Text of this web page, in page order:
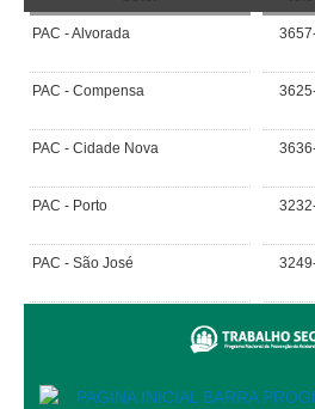
Varas do Trabalho
Juízes Manaus
Juízes Substitutos
PAC - Alvorada
PAC - Compensa
PAC - Cidade Nova
PAC - Porto
PAC - São José